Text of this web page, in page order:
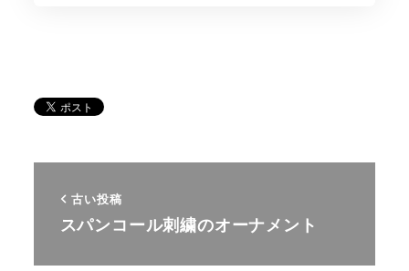
古い投稿
スパンコール刺繍のオーナメント